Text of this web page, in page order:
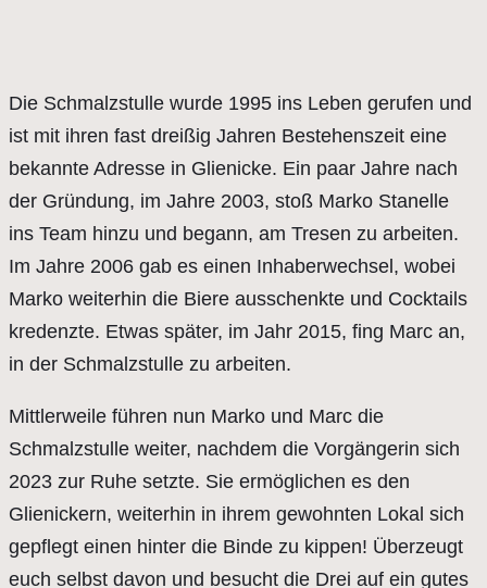
Die Schmalzstulle wurde 1995 ins Leben gerufen und
ist mit ihren fast dreißig Jahren Bestehenszeit eine
bekannte Adresse in Glienicke. Ein paar Jahre nach
der Gründung, im Jahre 2003, stoß Marko Stanelle
ins Team hinzu und begann, am Tresen zu arbeiten.
Im Jahre 2006 gab es einen Inhaberwechsel, wobei
Marko weiterhin die Biere ausschenkte und Cocktails
kredenzte. Etwas später, im Jahr 2015, fing Marc an,
in der Schmalzstulle zu arbeiten.
Mittlerweile führen nun Marko und Marc die
Schmalzstulle weiter, nachdem die Vorgängerin sich
2023 zur Ruhe setzte. Sie ermöglichen es den
Glienickern, weiterhin in ihrem gewohnten Lokal sich
gepflegt einen hinter die Binde zu kippen! Überzeugt
euch selbst davon und besucht die Drei auf ein gutes